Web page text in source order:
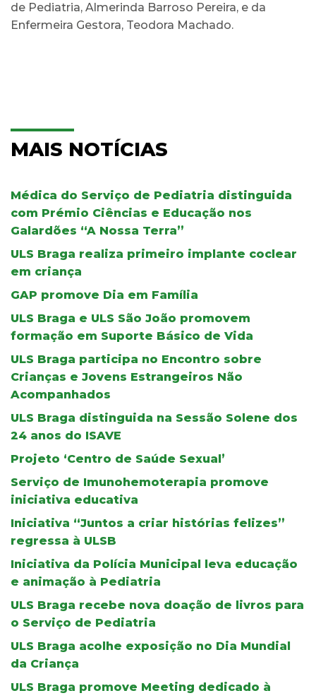
de Pediatria, Almerinda Barroso Pereira, e da
Enfermeira Gestora, Teodora Machado.
MAIS NOTÍCIAS
Médica do Serviço de Pediatria distinguida
com Prémio Ciências e Educação nos
Galardões “A Nossa Terra”
ULS Braga realiza primeiro implante coclear
em criança
GAP promove Dia em Família
ULS Braga e ULS São João promovem
formação em Suporte Básico de Vida
ULS Braga participa no Encontro sobre
Crianças e Jovens Estrangeiros Não
Acompanhados
ULS Braga distinguida na Sessão Solene dos
24 anos do ISAVE
Projeto ‘Centro de Saúde Sexual’
Serviço de Imunohemoterapia promove
iniciativa educativa
Iniciativa “Juntos a criar histórias felizes”
regressa à ULSB
Iniciativa da Polícia Municipal leva educação
e animação à Pediatria
ULS Braga recebe nova doação de livros para
o Serviço de Pediatria
ULS Braga acolhe exposição no Dia Mundial
da Criança
ULS Braga promove Meeting dedicado à